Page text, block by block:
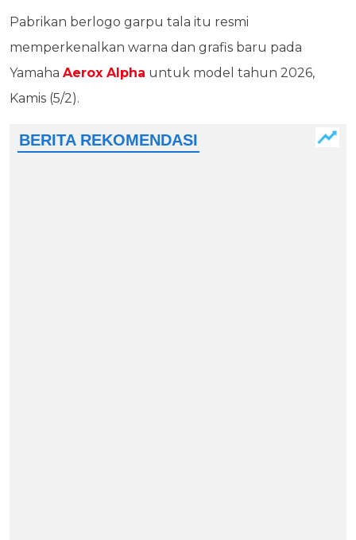
Pabrikan berlogo garpu tala itu resmi
memperkenalkan warna dan grafis baru pada
Yamaha Aerox Alpha untuk model tahun 2026,
Kamis (5/2).